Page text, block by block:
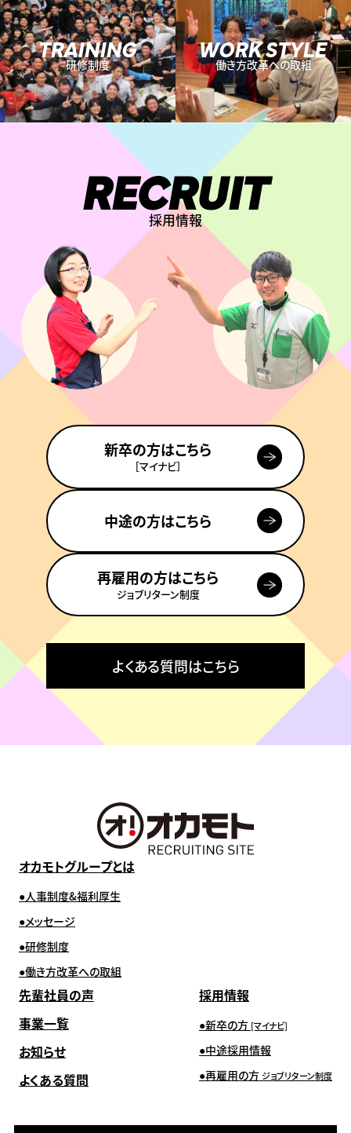
TRAINING
研修制度
WORK STYLE
働き方改革への取組
RECRUIT
採用情報
新卒の方はこちら
［マイナビ］
中途の方はこちら
再雇用の方はこちら
ジョブリターン制度
よくある質問はこちら
オカモトグループとは
人事制度&福利厚生
メッセージ
研修制度
働き方改革への取組
先輩社員の声
事業一覧
お知らせ
よくある質問
採用情報
新卒の方 [マイナビ]
中途採用情報
再雇用の方 ジョブリターン制度